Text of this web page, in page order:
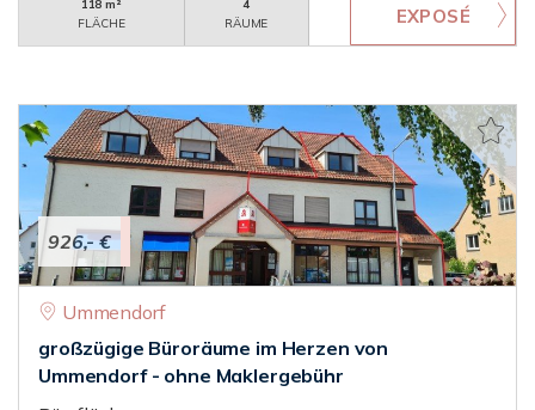
118 m²
FLÄCHE
4
RÄUME
926,- €
Ummendorf
großzügige Büroräume im Herzen von
Ummendorf - ohne Maklergebühr